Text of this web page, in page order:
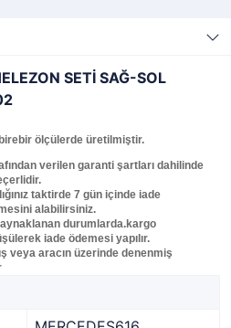
SETİ SAĞ-SOL
ölçülerde üretilmiştir.
verilen garanti şartları dahilinde
taktirde 7 gün içinde iade
alabilirsiniz.
durumlarda.kargo
iade ödemesi yapılır.
veya aracın üzerinde denenmiş